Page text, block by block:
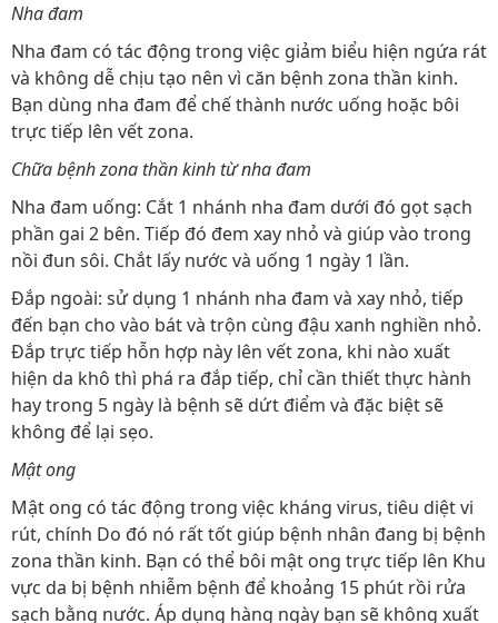
Nha đam
Nha đam có tác động trong việc giảm biểu hiện ngứa rát
và không dễ chịu tạo nên vì căn bệnh zona thần kinh.
Bạn dùng nha đam để chế thành nước uống hoặc bôi
trực tiếp lên vết zona.
Chữa bệnh zona thần kinh từ nha đam
Nha đam uống: Cắt 1 nhánh nha đam dưới đó gọt sạch
phần gai 2 bên. Tiếp đó đem xay nhỏ và giúp vào trong
nồi đun sôi. Chắt lấy nước và uống 1 ngày 1 lần.
Đắp ngoài: sử dụng 1 nhánh nha đam và xay nhỏ, tiếp
đến bạn cho vào bát và trộn cùng đậu xanh nghiền nhỏ.
Đắp trực tiếp hỗn hợp này lên vết zona, khi nào xuất
hiện da khô thì phá ra đắp tiếp, chỉ cần thiết thực hành
hay trong 5 ngày là bệnh sẽ dứt điểm và đặc biệt sẽ
không để lại sẹo.
Mật ong
Mật ong có tác động trong việc kháng virus, tiêu diệt vi
rút, chính Do đó nó rất tốt giúp bệnh nhân đang bị bệnh
zona thần kinh. Bạn có thể bôi mật ong trực tiếp lên Khu
vực da bị bệnh nhiễm bệnh để khoảng 15 phút rồi rửa
sạch bằng nước. Áp dụng hàng ngày bạn sẽ không xuất